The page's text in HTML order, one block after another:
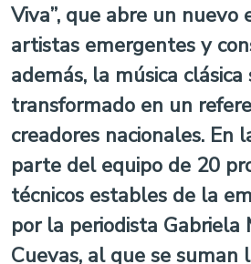
Viva”, que abre un nuevo
artistas emergentes y
además, la música clásica
transformado en un
creadores nacionales. En
parte del equipo de 20
técnicos estables de la
por la periodista Gabriela
Cuevas, al que se suman